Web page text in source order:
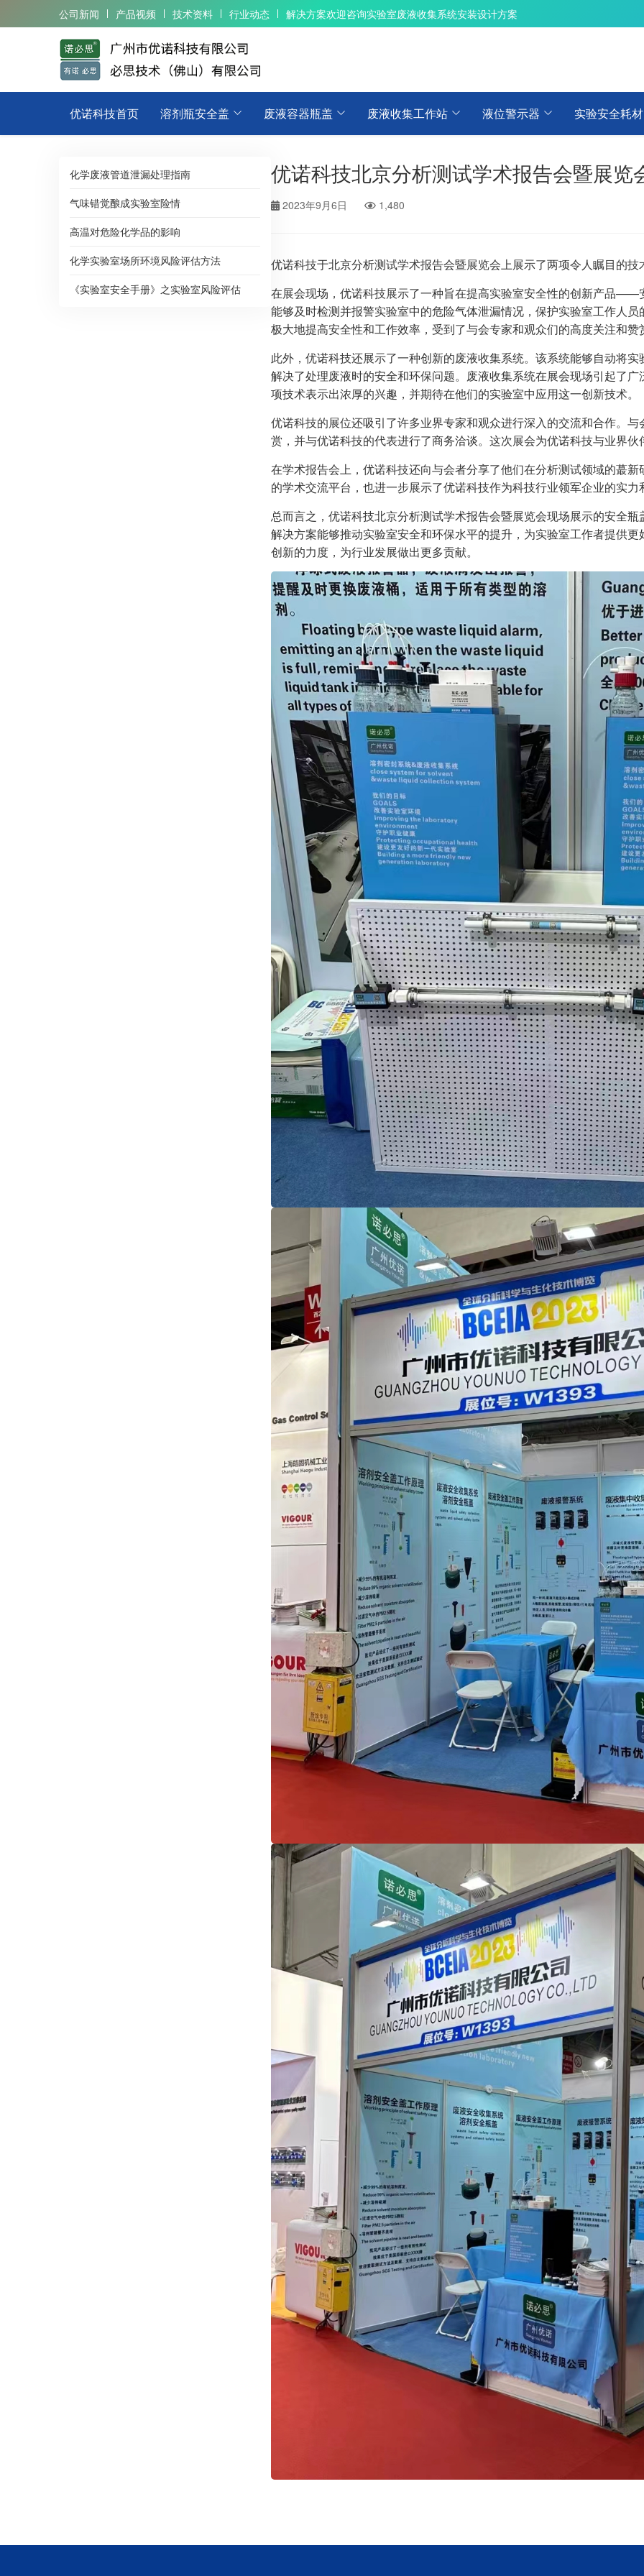
公司新闻 产品视频 技术资料 行业动态 解决方案欢迎咨询实验室废液收集系统安装设计方案
优诺科技首页 溶剂瓶安全盖 废液容器瓶盖 废液收集工作站 液位警示器 实验安全耗材
化学废液管道泄漏处理指南
气味错觉酿成实验室险情
高温对危险化学品的影响
化学实验室场所环境风险评估方法
《实验室安全手册》之实验室风险评估
优诺科技北京分析测试学术报告会暨展览
2023年9月6日 1,480
优诺科技于北京分析测试学术报告会暨展览会上展示了两项令人瞩目的
在展会现场，优诺科技展示了一种旨在提高实验室安全性的创新产品——
能够及时检测并报警实验室中的危险气体泄漏情况，保护实验室工作人
极大地提高安全性和工作效率，受到了与会专家和观众们的高度关注和赞
此外，优诺科技还展示了一种创新的废液收集系统。该系统能够自动将
解决了处理废液时的安全和环保问题。废液收集系统在展会现场引起了
项技术表示出浓厚的兴趣，并期待在他们的实验室中应用这一创新技术。
优诺科技的展位还吸引了许多业界专家和观众进行深入的交流和合作。
赏，并与优诺科技的代表进行了商务洽谈。这次展会为优诺科技与业界
在学术报告会上，优诺科技还向与会者分享了他们在分析测试领域的蕞
的学术交流平台，也进一步展示了优诺科技作为科技行业领军企业的实力
总而言之，优诺科技北京分析测试学术报告会暨展览会现场展示的安全
解决方案能够推动实验室安全和环保水平的提升，为实验室工作者提供
创新的力度，为行业发展做出更多贡献。